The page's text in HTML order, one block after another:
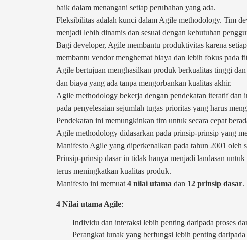
baik dalam menangani setiap perubahan yang ada.
Fleksibilitas adalah kunci dalam Agile methodology. Tim
menjadi lebih dinamis dan sesuai dengan kebutuhan
Bagi developer, Agile membantu produktivitas karena
membantu vendor menghemat biaya dan lebih fokus pada
Agile bertujuan menghasilkan produk berkualitas tinggi
dan biaya yang ada tanpa mengorbankan kualitas akhir.
Agile methodology bekerja dengan pendekatan iteratif
pada penyelesaian sejumlah tugas prioritas yang harus
Pendekatan ini memungkinkan tim untuk secara cepat
Agile methodology didasarkan pada prinsip-prinsip yang
Manifesto Agile yang diperkenalkan pada tahun 2001 oleh
Prinsip-prinsip dasar in tidak hanya menjadi landasan
terus meningkatkan kualitas produk.
Manifesto ini memuat 4 nilai utama dan 12 prinsip dasar.
4 Nilai utama Agile:
Individu dan interaksi lebih penting daripada proses
Perangkat lunak yang berfungsi lebih penting